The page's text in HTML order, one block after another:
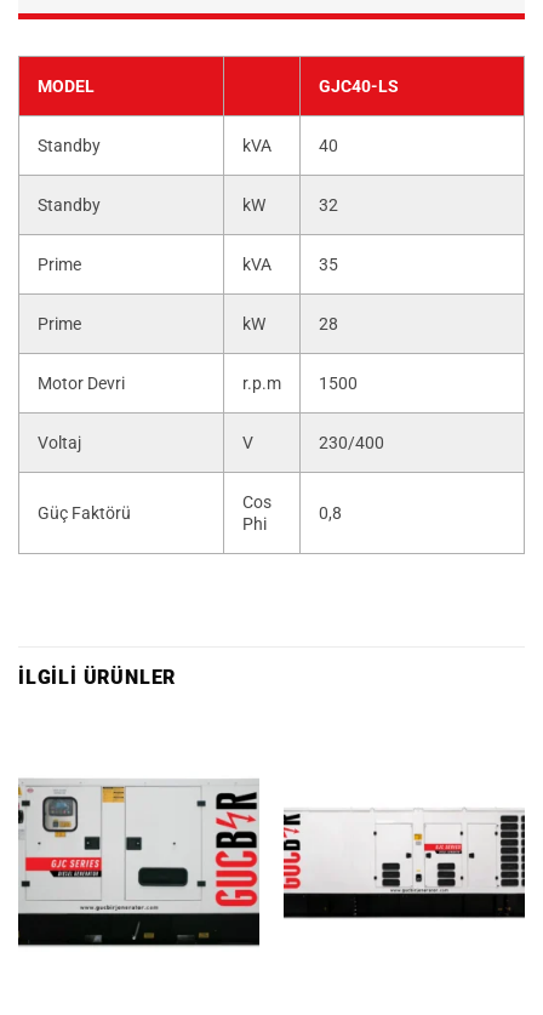
MODEL GJC40-LS
Standby kVA 40
Standby kW 32
Prime kVA 35
Prime kW 28
Motor Devri r.p.m 1500
Voltaj V 230/400
Güç Faktörü
Cos
Phi
0,8
İLGILI ÜRÜNLER